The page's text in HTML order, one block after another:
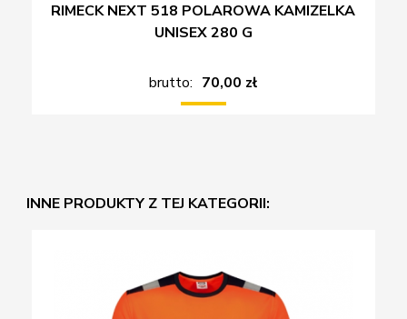
RIMECK NEXT 518 POLAROWA KAMIZELKA
UNISEX 280 G
brutto: 70,00 zł
INNE PRODUKTY Z TEJ KATEGORII: